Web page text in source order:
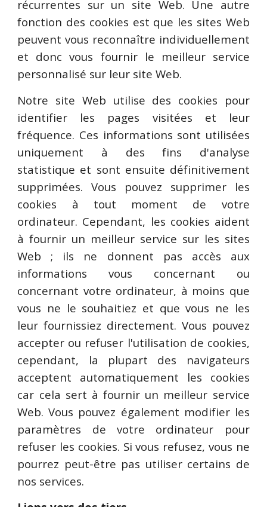
récurrentes sur un site Web. Une autre
fonction des cookies est que les sites Web
peuvent vous reconnaître individuellement
et donc vous fournir le meilleur service
personnalisé sur leur site Web.
Notre site Web utilise des cookies pour
identifier les pages visitées et leur
fréquence. Ces informations sont utilisées
uniquement à des fins d'analyse
statistique et sont ensuite définitivement
supprimées. Vous pouvez supprimer les
cookies à tout moment de votre
ordinateur. Cependant, les cookies aident
à fournir un meilleur service sur les sites
Web ; ils ne donnent pas accès aux
informations vous concernant ou
concernant votre ordinateur, à moins que
vous ne le souhaitiez et que vous ne les
leur fournissiez directement. Vous pouvez
accepter ou refuser l'utilisation de cookies,
cependant, la plupart des navigateurs
acceptent automatiquement les cookies
car cela sert à fournir un meilleur service
Web. Vous pouvez également modifier les
paramètres de votre ordinateur pour
refuser les cookies. Si vous refusez, vous ne
pourrez peut-être pas utiliser certains de
nos services.